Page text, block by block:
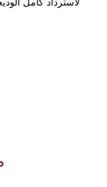
لاسترداد كامل